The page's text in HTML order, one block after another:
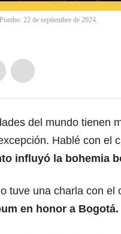
22 de septiembre de 2024.
del mundo tienen
Hablé con el
influyó la bohemia
tuve una charla con el
en honor a Bogotá.